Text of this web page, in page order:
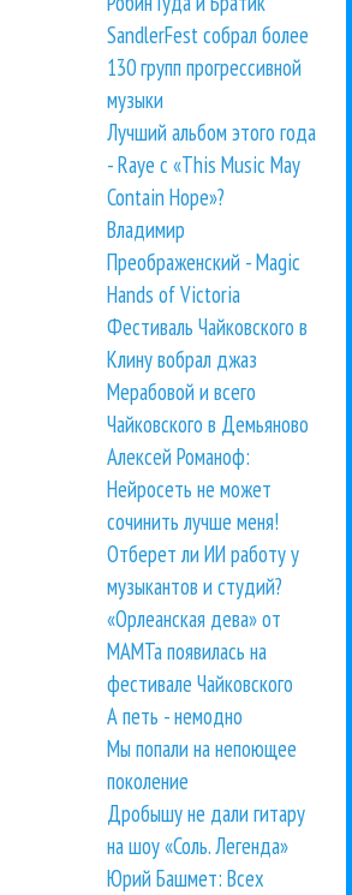
SandlerFest собрал более
130 групп прогрессивной
музыки
Лучший альбом этого года
- Raye с «This Music May
Contain Hope»?
Владимир
Преображенский - Magic
Hands of Victoria
Фестиваль Чайковского в
Клину вобрал джаз
Мерабовой и всего
Чайковского в Демьяново
Алексей Романоф:
Нейросеть не может
сочинить лучше меня!
Отберет ли ИИ работу у
музыкантов и студий?
«Орлеанская дева» от
МАМТа появилась на
фестивале Чайковского
А петь - немодно
Мы попали на непоющее
поколение
Дробышу не дали гитару
на шоу «Соль. Легенда»
Юрий Башмет: Всех